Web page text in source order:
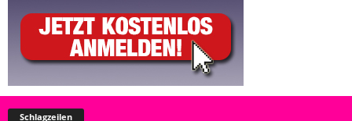
Schlagzeilen